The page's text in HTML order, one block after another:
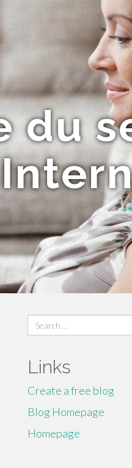
du
Search
for:
Links
Create a free blog
Blog Homepage
Homepage